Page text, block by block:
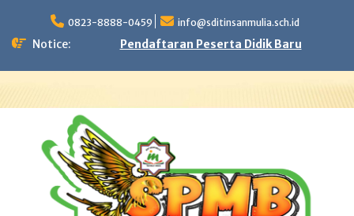
content
0823-8888-0459 info@sditinsanmulia.sch.id
Notice: Pendaftaran Peserta Didik Baru